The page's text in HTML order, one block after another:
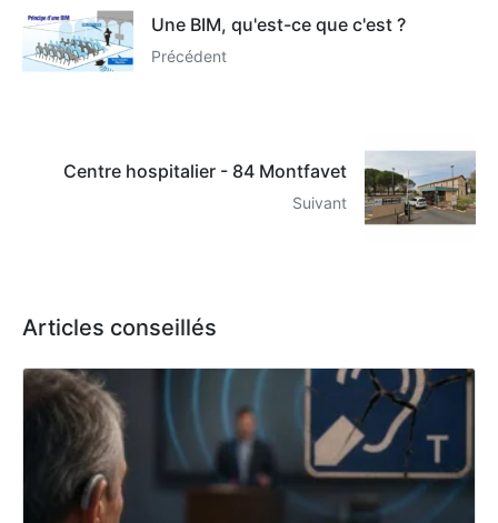
Une BIM, qu'est-ce que c'est ?
Précédent
Centre hospitalier - 84 Montfavet
Suivant
Articles conseillés